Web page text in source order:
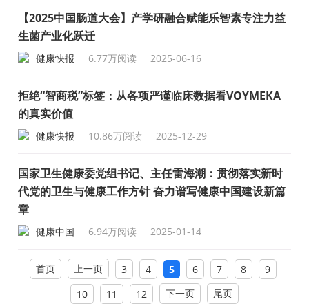
【2025中国肠道大会】产学研融合赋能乐智素专注力益
生菌产业化跃迁
健康快报 6.77万阅读 2025-06-16
拒绝“智商税”标签：从各项严谨临床数据看VOYMEKA
的真实价值
健康快报 10.86万阅读 2025-12-29
国家卫生健康委党组书记、主任雷海潮：贯彻落实新时
代党的卫生与健康工作方针 奋力谱写健康中国建设新篇
章
健康中国 6.94万阅读 2025-01-14
首页 上一页 3 4 5 6 7 8
9
10
11 12 下一页 尾页